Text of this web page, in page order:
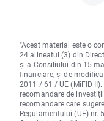
"Acest material este o
24 alineatul (3) din
și a Consiliului din 15
financiare, și de
2011 / 61 / UE (MiFID
recomandare de
recomandare care
Regulamentului (UE)